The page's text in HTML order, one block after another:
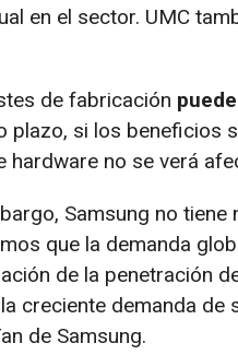
en el sector. UMC
de fabricación
plazo, si los beneficios
hardware no se verá
Samsung no tiene
que la demanda
de la penetración
creciente demanda
de Samsung.